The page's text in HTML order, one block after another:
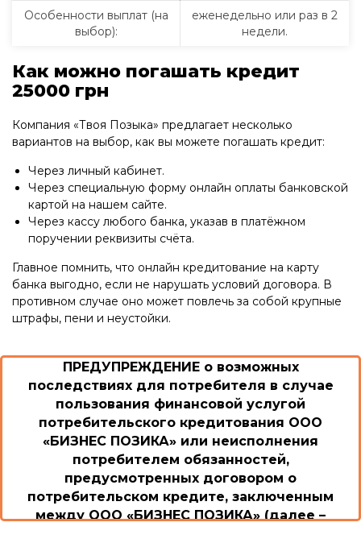
Особенности выплат (на
выбор):
еженедельно или раз в 2
недели.
Как можно погашать кредит
25000 грн
Компания «Твоя Позыка» предлагает несколько
вариантов на выбор, как вы можете погашать кредит:
Через личный кабинет.
Через специальную форму онлайн оплаты банковской
картой на нашем сайте.
Через кассу любого банка, указав в платёжном
поручении реквизиты счёта.
Главное помнить, что онлайн кредитование на карту
банка выгодно, если не нарушать условий договора. В
противном случае оно может повлечь за собой крупные
штрафы, пени и неустойки.
ПРЕДУПРЕЖДЕНИЕ о возможных
последствиях для потребителя в случае
пользования финансовой услугой
потребительского кредитования ООО
«БИЗНЕС ПОЗИКА» или неисполнения
потребителем обязанностей,
предусмотренных договором о
потребительском кредите, заключенным
между ООО «БИЗНЕС ПОЗИКА» (далее –